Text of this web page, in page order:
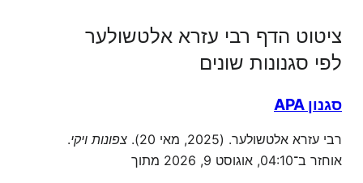
ציטוט הדף רבי עזרא אלטשולער
לפי סגנונות שונים
סגנון APA
רבי עזרא אלטשולער. (2025, מאי 20). צפונות ויקי.
אוחזר ב־04:10, אוגוסט 9, 2026 מתוך